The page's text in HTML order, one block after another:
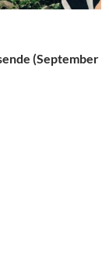
(September